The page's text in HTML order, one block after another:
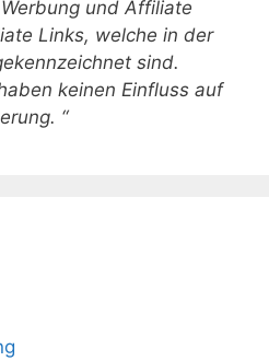
und Affiliate
Links, welche in der
sind.
keinen Einfluss auf
“